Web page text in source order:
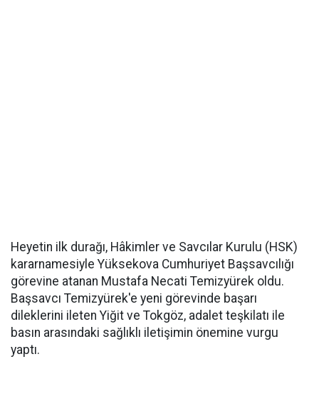
Heyetin ilk durağı, Hâkimler ve Savcılar Kurulu (HSK)
kararnamesiyle Yüksekova Cumhuriyet Başsavcılığı
görevine atanan Mustafa Necati Temizyürek oldu.
Başsavcı Temizyürek'e yeni görevinde başarı
dileklerini ileten Yiğit ve Tokgöz, adalet teşkilatı ile
basın arasındaki sağlıklı iletişimin önemine vurgu
yaptı.